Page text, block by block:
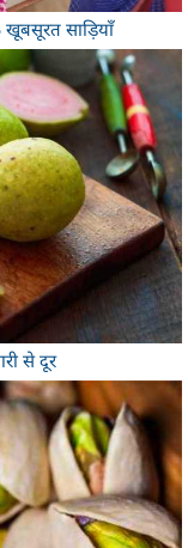
साड़ियाँ
से दूर